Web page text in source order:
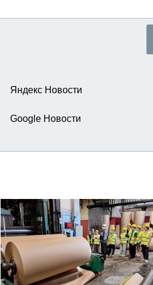
Яндекс Новости
Google Новости